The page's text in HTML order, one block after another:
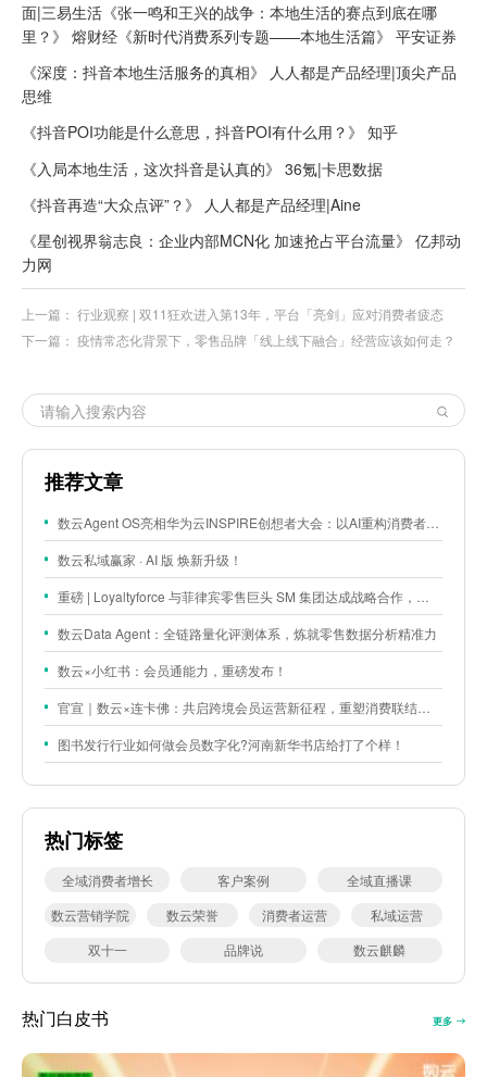
面|三易生活《张一鸣和王兴的战争：本地生活的赛点到底在哪
里？》 熔财经《新时代消费系列专题——本地生活篇》 平安证券
《深度：抖音本地生活服务的真相》 人人都是产品经理|顶尖产品
思维
《抖音POI功能是什么意思，抖音POI有什么用？》 知乎
《入局本地生活，这次抖音是认真的》 36氪|卡思数据
《抖音再造“大众点评”？》 人人都是产品经理|Aine
《星创视界翁志良：企业内部MCN化 加速抢占平台流量》 亿邦动
力网
上一篇： 行业观察 | 双11狂欢进入第13年，平台「亮剑」应对消费者疲态
下一篇： 疫情常态化背景下，零售品牌「线上线下融合」经营应该如何走？
推荐文章
数云Agent OS亮相华为云INSPIRE创想者大会：以AI重构消费者运营与零售营销新范式
数云私域赢家 · AI 版 焕新升级！
重磅 | Loyaltyforce 与菲律宾零售巨头 SM 集团达成战略合作，携手开启 SMAC 会员数智化运营新征程
数云Data Agent：全链路量化评测体系，炼就零售数据分析精准力
数云×小红书：会员通能力，重磅发布！
官宣｜数云×连卡佛：共启跨境会员运营新征程，重塑消费联结新体验
图书发行行业如何做会员数字化?河南新华书店给打了个样！
热门标签
全域消费者增长 客户案例
全域直播课
数云营销学院
数云荣誉 消费者运营
私域运营
双十一
品牌说 数云麒麟
热门白皮书 更多